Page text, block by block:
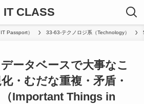
IT CLASS
Passport） 33-63-テクノロジ系（Technology）
データベースで大事なこ
・むだな重複・矛盾・
Important Things in